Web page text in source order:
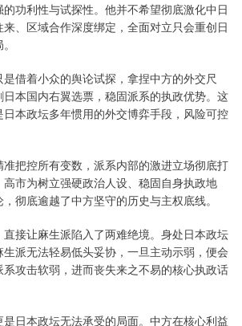
功利性与试探性。他并不希望彻底激化中日
、区域合作深度绑定，全面对立只会重创日
借着小众的舆论试探，拿捏中方的外交尺
本国内右翼选票，稳固派系的执政优势。这
本政坛多年惯用的外交博弈手段，风险可控
把控所有变数，派系内部的激进立场彻底打
市为树立强硬政治人设、稳固自身执政地
彻底逾越了中方坚守的历史与主权底线。
接让麻生派陷入了两难绝境。身处日本政坛
派无法轻易低头妥协，一旦主动示弱，便会
攻击软弱，进而丧失来之不易的核心执政话
日本政坛无法承受的局面。中方在核心利益